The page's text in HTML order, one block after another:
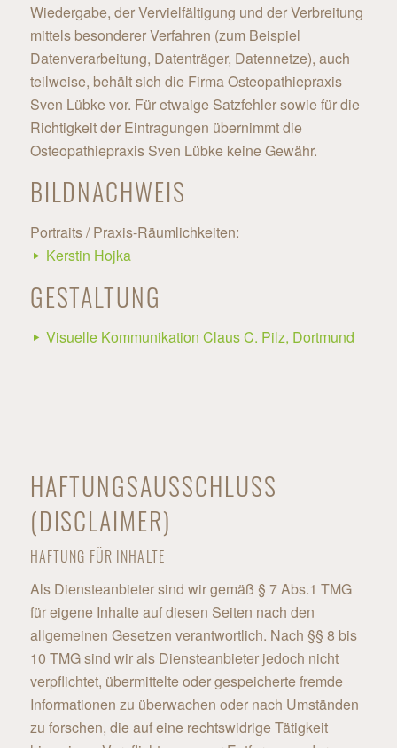
Wiedergabe, der Vervielfältigung und der Verbreitung
mittels besonderer Verfahren (zum Beispiel
Datenverarbeitung, Datenträger, Datennetze), auch
teilweise, behält sich die Firma Osteopathiepraxis
Sven Lübke vor. Für etwaige Satzfehler sowie für die
Richtigkeit der Eintragungen übernimmt die
Osteopathiepraxis Sven Lübke keine Gewähr.
BILDNACHWEIS
Portraits / Praxis-Räumlichkeiten:
Kerstin Hojka
GESTALTUNG
Visuelle Kommunikation Claus C. Pilz, Dortmund
HAFTUNGSAUSSCHLUSS
(DISCLAIMER)
HAFTUNG FÜR INHALTE
Als Diensteanbieter sind wir gemäß § 7 Abs.1 TMG
für eigene Inhalte auf diesen Seiten nach den
allgemeinen Gesetzen verantwortlich. Nach §§ 8 bis
10 TMG sind wir als Diensteanbieter jedoch nicht
verpflichtet, übermittelte oder gespeicherte fremde
Informationen zu überwachen oder nach Umständen
zu forschen, die auf eine rechtswidrige Tätigkeit